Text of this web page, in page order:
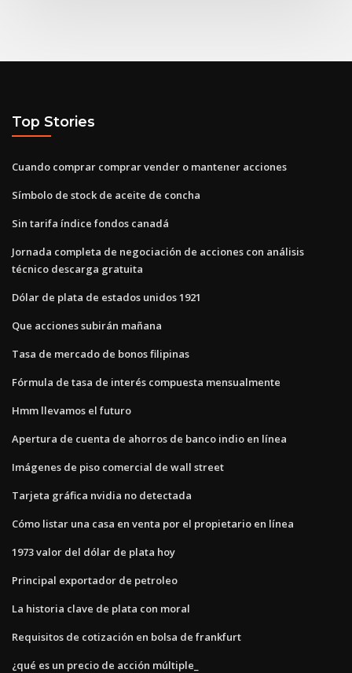
Top Stories
Cuando comprar comprar vender o mantener acciones
Símbolo de stock de aceite de concha
Sin tarifa índice fondos canadá
Jornada completa de negociación de acciones con análisis
técnico descarga gratuita
Dólar de plata de estados unidos 1921
Que acciones subirán mañana
Tasa de mercado de bonos filipinas
Fórmula de tasa de interés compuesta mensualmente
Hmm llevamos el futuro
Apertura de cuenta de ahorros de banco indio en línea
Imágenes de piso comercial de wall street
Tarjeta gráfica nvidia no detectada
Cómo listar una casa en venta por el propietario en línea
1973 valor del dólar de plata hoy
Principal exportador de petroleo
La historia clave de plata con moral
Requisitos de cotización en bolsa de frankfurt
¿qué es un precio de acción múltiple_